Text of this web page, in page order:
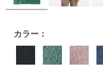
https://
カラー：